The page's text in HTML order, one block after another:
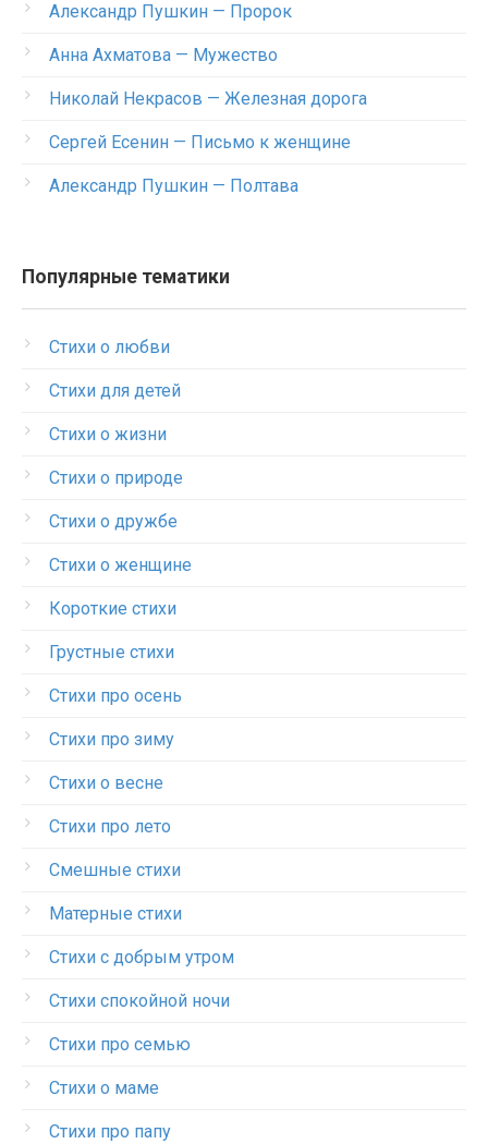
Александр Пушкин — Пророк
Анна Ахматова — Мужество
Николай Некрасов — Железная дорога
Сергей Есенин — Письмо к женщине
Александр Пушкин — Полтава
Популярные тематики
Стихи о любви
Стихи для детей
Стихи о жизни
Стихи о природе
Стихи о дружбе
Стихи о женщине
Короткие стихи
Грустные стихи
Стихи про осень
Стихи про зиму
Стихи о весне
Стихи про лето
Смешные стихи
Матерные стихи
Стихи с добрым утром
Стихи спокойной ночи
Стихи про семью
Стихи о маме
Стихи про папу